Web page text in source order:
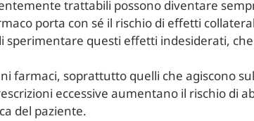
trattabili possono diventare
porta con sé il rischio di effetti
questi effetti indesiderati,
farmaci, soprattutto quelli che agiscono
eccessive aumentano il rischio di
del paziente.